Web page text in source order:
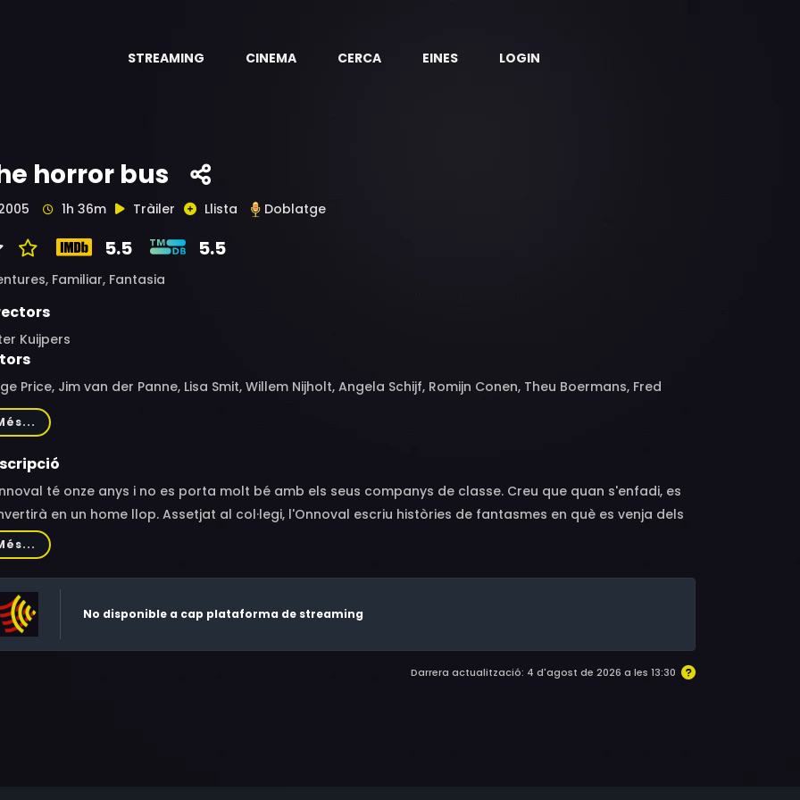
STREAMING CINEMA CERCA EINES LOGIN
horror bus
1h 36m Tràiler Llista Doblatge
5.5 5.5
Familiar, Fantasia
Kuijpers
Price, Jim van der Panne, Lisa Smit, Willem Nijholt, Angela Schijf, Romijn Conen, Theu Boermans, Fred
Edo Brunner, Tom Jansen, Sylvia Poorta
té onze anys i no es porta molt bé amb els seus companys de classe. Creu que quan s'enfadi, es
en un home llop. Assetjat al col·legi, l'Onnoval escriu històries de fantasmes en què es venja dels
nens. Però quan el diabòlic Ferluci llegeix les seves històries, les coses comencen a tornar-se molt
Si l'Onnoval no reescriu les seves històries aviat, tot anirà horriblement malament durant l'excursió al
del Terror.
No disponible a cap plataforma de streaming
Darrera actualització: 4 d'agost de 2026 a les 13:30